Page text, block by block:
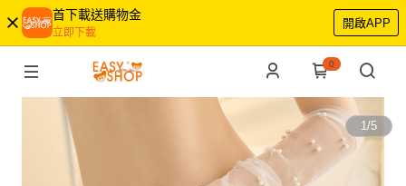
首下載送購物金
立即下載
開啟APP
0
1/5